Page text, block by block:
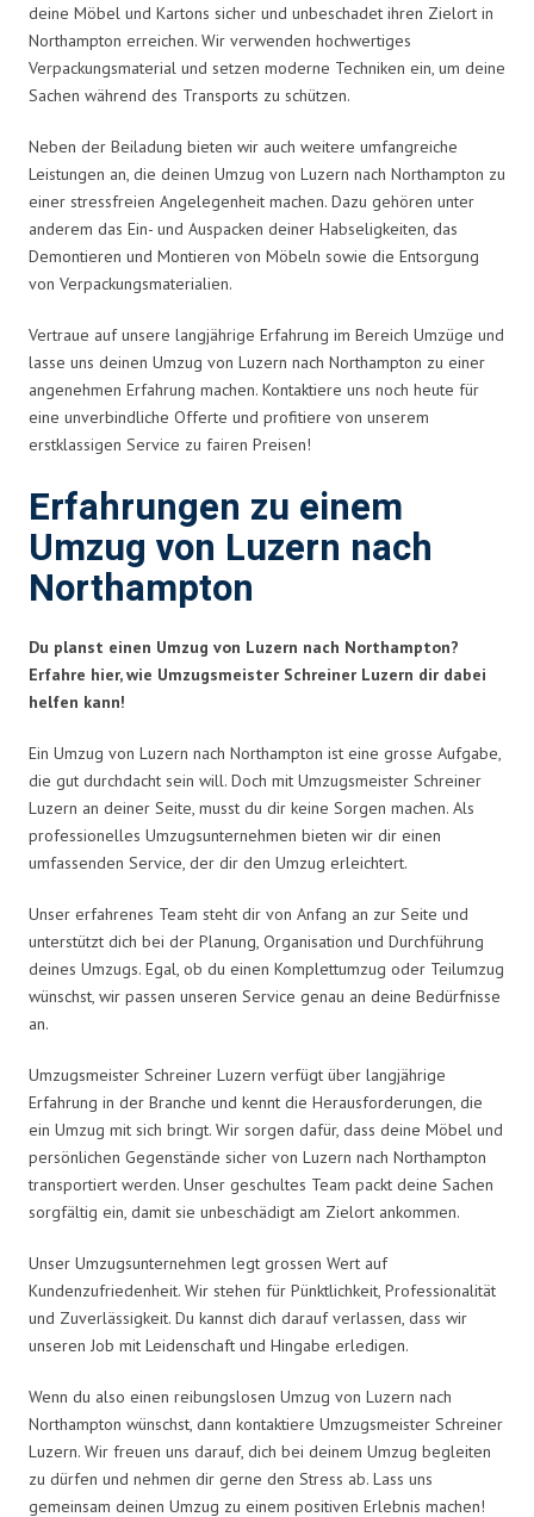
deine Möbel und Kartons sicher und unbeschadet ihren Zielort in
Northampton erreichen. Wir verwenden hochwertiges
Verpackungsmaterial und setzen moderne Techniken ein, um deine
Sachen während des Transports zu schützen.
Neben der Beiladung bieten wir auch weitere umfangreiche
Leistungen an, die deinen Umzug von Luzern nach Northampton zu
einer stressfreien Angelegenheit machen. Dazu gehören unter
anderem das Ein- und Auspacken deiner Habseligkeiten, das
Demontieren und Montieren von Möbeln sowie die Entsorgung
von Verpackungsmaterialien.
Vertraue auf unsere langjährige Erfahrung im Bereich Umzüge und
lasse uns deinen Umzug von Luzern nach Northampton zu einer
angenehmen Erfahrung machen. Kontaktiere uns noch heute für
eine unverbindliche Offerte und profitiere von unserem
erstklassigen Service zu fairen Preisen!
Erfahrungen zu einem
Umzug von Luzern nach
Northampton
Du planst einen Umzug von Luzern nach Northampton?
Erfahre hier, wie Umzugsmeister Schreiner Luzern dir dabei
helfen kann!
Ein Umzug von Luzern nach Northampton ist eine grosse Aufgabe,
die gut durchdacht sein will. Doch mit Umzugsmeister Schreiner
Luzern an deiner Seite, musst du dir keine Sorgen machen. Als
professionelles Umzugsunternehmen bieten wir dir einen
umfassenden Service, der dir den Umzug erleichtert.
Unser erfahrenes Team steht dir von Anfang an zur Seite und
unterstützt dich bei der Planung, Organisation und Durchführung
deines Umzugs. Egal, ob du einen Komplettumzug oder Teilumzug
wünschst, wir passen unseren Service genau an deine Bedürfnisse
an.
Umzugsmeister Schreiner Luzern verfügt über langjährige
Erfahrung in der Branche und kennt die Herausforderungen, die
ein Umzug mit sich bringt. Wir sorgen dafür, dass deine Möbel und
persönlichen Gegenstände sicher von Luzern nach Northampton
transportiert werden. Unser geschultes Team packt deine Sachen
sorgfältig ein, damit sie unbeschädigt am Zielort ankommen.
Unser Umzugsunternehmen legt grossen Wert auf
Kundenzufriedenheit. Wir stehen für Pünktlichkeit, Professionalität
und Zuverlässigkeit. Du kannst dich darauf verlassen, dass wir
unseren Job mit Leidenschaft und Hingabe erledigen.
Wenn du also einen reibungslosen Umzug von Luzern nach
Northampton wünschst, dann kontaktiere Umzugsmeister Schreiner
Luzern. Wir freuen uns darauf, dich bei deinem Umzug begleiten
zu dürfen und nehmen dir gerne den Stress ab. Lass uns
gemeinsam deinen Umzug zu einem positiven Erlebnis machen!